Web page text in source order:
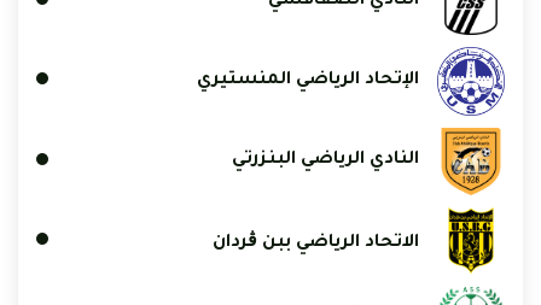
الإتحاد الرياضي المنستيري
النادي الرياضي البنزرتي
الاتحاد الرياضي ببن ڨردان